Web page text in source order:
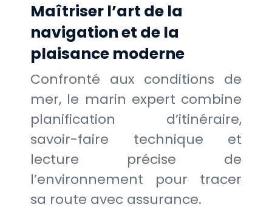
Maîtriser l’art de la
navigation et de la
plaisance moderne
Confronté aux conditions de
mer, le marin expert combine
planification d’itinéraire,
savoir-faire technique et
lecture précise de
l’environnement pour tracer
sa route avec assurance.